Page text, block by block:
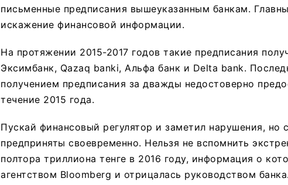
письменные предписания вышеуказанным банкам.
искажение финансовой информации.
На протяжении 2015-2017 годов такие предписания
Эксимбанк, Qazaq banki, Альфа банк и Delta bank.
получением предписания за дважды недостоверно
течение 2015 года.
Пускай финансовый регулятор и заметил нарушения, но
предприняты своевременно. Нельзя не вспомнить
полтора триллиона тенге в 2016 году, информация о
агентством Bloomberg и отрицалась руководством банка.